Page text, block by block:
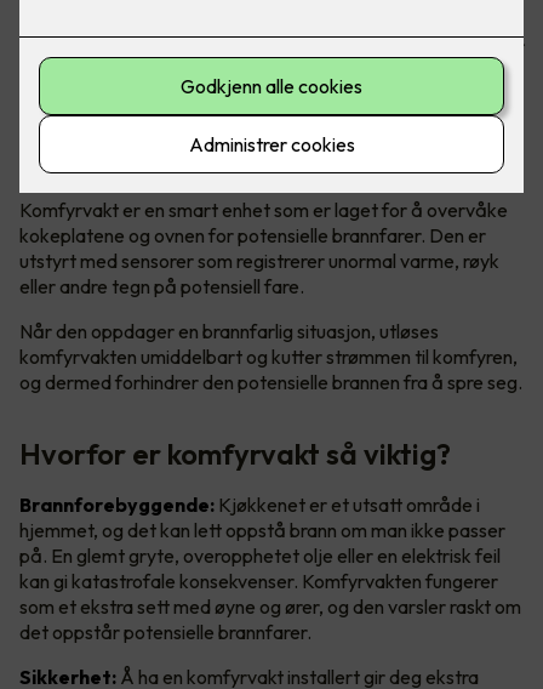
mat. Om man glemmer å slå av platen, eller om det blir for
varmt, er det viktig å ha en hjelper som sier ifra. Her ser du
komfyrvakt mKomfy® Wally 25R - Foto: CTM Lyng.
Hva er en komfyrvakt?
Komfyrvakt er en smart enhet som er laget for å overvåke
kokeplatene og ovnen for potensielle brannfarer. Den er
utstyrt med sensorer som registrerer unormal varme, røyk
eller andre tegn på potensiell fare.
Når den oppdager en brannfarlig situasjon, utløses
komfyrvakten umiddelbart og kutter strømmen til komfyren,
og dermed forhindrer den potensielle brannen fra å spre seg.
Hvorfor er komfyrvakt så viktig?
Brannforebyggende: Kjøkkenet er et utsatt område i
hjemmet, og det kan lett oppstå brann om man ikke passer
på. En glemt gryte, overopphetet olje eller en elektrisk feil
kan gi katastrofale konsekvenser. Komfyrvakten fungerer
som et ekstra sett med øyne og ører, og den varsler raskt om
det oppstår potensielle brannfarer.
Sikkerhet: Å ha en komfyrvakt installert gir deg ekstra